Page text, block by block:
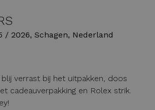
/ 2026, Schagen, Nederland
verrast bij het uitpakken, doos
cadeauverpakking en Rolex strik.